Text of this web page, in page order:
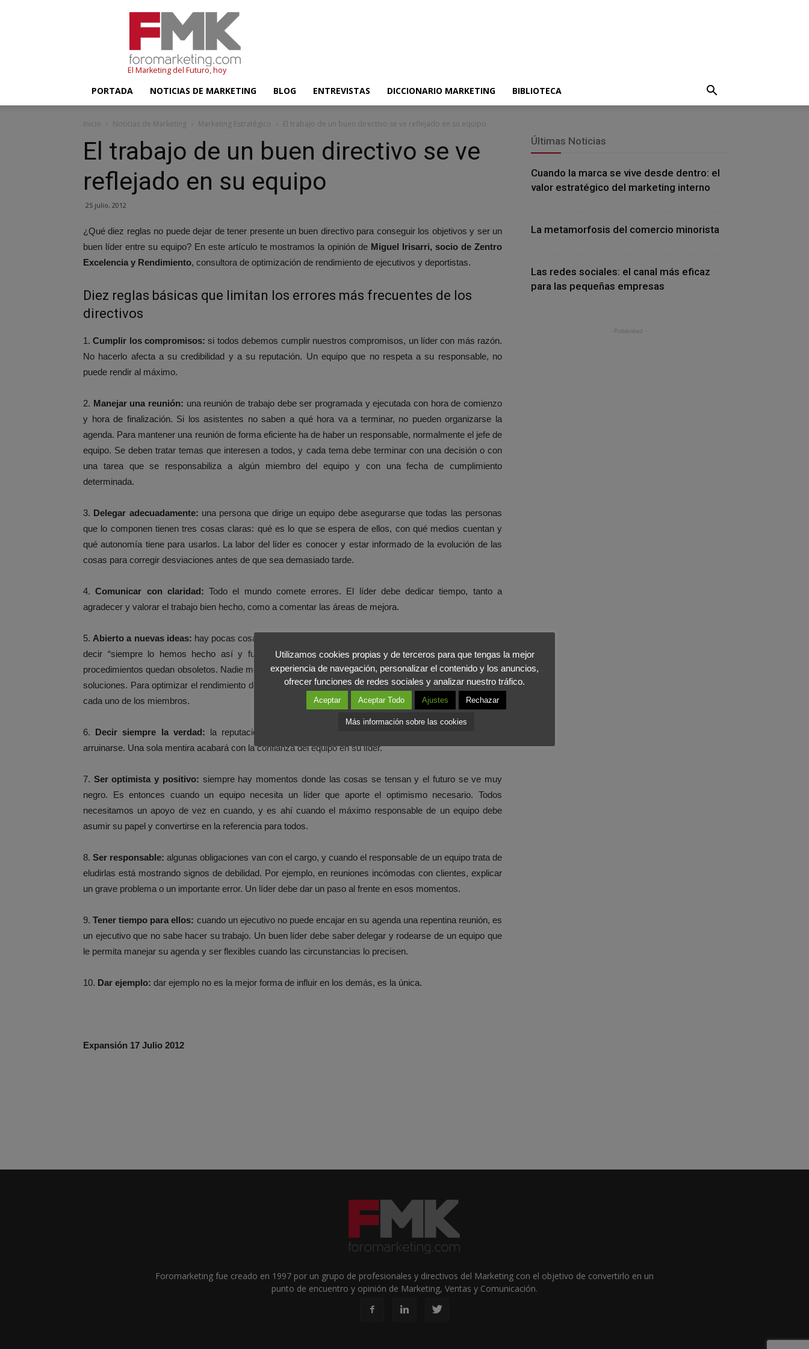
El Marketing del Futuro, hoy
PORTADA NOTICIAS DE MARKETING BLOG ENTREVISTAS DICCIONARIO MARKETING BIBLIOTECA
Inicio Noticias de Marketing Marketing Estratégico El trabajo de un buen directivo se ve reflejado en su equipo
El trabajo de un buen directivo se ve
reflejado en su equipo
25 julio, 2012
¿Qué diez reglas no puede dejar de tener presente un buen directivo para conseguir los objetivos y ser un
buen líder entre su equipo? En este artículo te mostramos la opinión de Miguel Irisarri, socio de Zentro
Excelencia y Rendimiento, consultora de optimización de rendimiento de ejecutivos y deportistas.
Diez reglas básicas que limitan los errores más frecuentes de los
directivos
1.Cumplir los compromisos: si todos debemos cumplir nuestros compromisos, un líder con más razón.
No hacerlo afecta a su credibilidad y a su reputación. Un equipo que no respeta a su responsable, no
puede rendir al máximo.
2. Manejar una reunión: una reunión de trabajo debe ser programada y ejecutada con hora de comienzo
y hora de finalización. Si los asistentes no saben a qué hora va a terminar, no pueden organizarse la
agenda. Para mantener una reunión de forma eficiente ha de haber un responsable, normalmente el jefe de
equipo. Se deben tratar temas que interesen a todos, y cada tema debe terminar con una decisión o con
una tarea que se responsabiliza a algún miembro del equipo y con una fecha de cumplimiento
determinada.
3. Delegar adecuadamente: una persona que dirige un equipo debe asegurarse que todas las personas
que lo componen tienen tres cosas claras: qué es lo que se espera de ellos, con qué medios cuentan y
qué autonomía tiene para usarlos. La labor del líder es conocer y estar informado de la evolución de las
cosas para corregir desviaciones antes de que sea demasiado tarde.
4.Comunicar con claridad: Todo el mundo comete errores. El líder debe dedicar tiempo, tanto a
agradecer y valorar el trabajo bien hecho, como a comentar las áreas de mejora.
5. Abierto a nuevas ideas: hay pocas cosas tan dañinas para una organización como escuchar a su líder
decir “siempre lo hemos hecho así y funciona, ¿para qué tocarlo?. Los métodos de trabajo y los
procedimientos quedan obsoletos. Nadie mejor que las personas del equipo para darse cuenta y presentar
soluciones. Para optimizar el rendimiento del equipo, su responsable debe ser capaz de sacar lo mejor de
cada uno de los miembros.
6. Decir siempre la verdad: la reputación de una persona tarda mucho en construirse y nada en
arruinarse. Una sola mentira acabará con la confianza del equipo en su líder.
7. Ser optimista y positivo: siempre hay momentos donde las cosas se tensan y el futuro se ve muy
negro. Es entonces cuando un equipo necesita un líder que aporte el optimismo necesario. Todos
necesitamos un apoyo de vez en cuando, y es ahí cuando el máximo responsable de un equipo debe
asumir su papel y convertirse en la referencia para todos.
8.Ser responsable: algunas obligaciones van con el cargo, y cuando el responsable de un equipo trata de
eludirlas está mostrando signos de debilidad. Por ejemplo, en reuniones incómodas con clientes, explicar
un grave problema o un importante error. Un líder debe dar un paso al frente en esos momentos.
9.Tener tiempo para ellos: cuando un ejecutivo no puede encajar en su agenda una repentina reunión, es
un ejecutivo que no sabe hacer su trabajo. Un buen líder debe saber delegar y rodearse de un equipo que
le permita manejar su agenda y ser flexibles cuando las circunstancias lo precisen.
10. Dar ejemplo: dar ejemplo no es la mejor forma de influir en los demás, es la única.
Expansión 17 Julio 2012
Últimas Noticias
Cuando la marca se vive desde dentro: el
valor estratégico del marketing interno
La metamorfosis del comercio minorista
Las redes sociales: el canal más eficaz
para las pequeñas empresas
- Publicidad -
Foromarketing fue creado en 1997 por un grupo de profesionales y directivos del Marketing con el objetivo de convertirlo en un
punto de encuentro y opinión de Marketing, Ventas y Comunicación.
Utilizamos cookies propias y de terceros para que tengas la mejor
experiencia de navegación, personalizar el contenido y los anuncios,
ofrecer funciones de redes sociales y analizar nuestro tráfico.
Aceptar Aceptar Todo Ajustes Rechazar
Más información sobre las cookies